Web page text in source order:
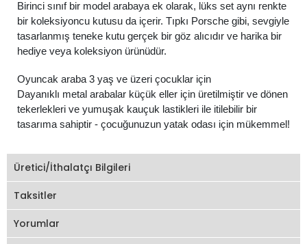
Birinci sınıf bir model arabaya ek olarak, lüks set aynı renkte
bir koleksiyoncu kutusu da içerir. Tıpkı Porsche gibi, sevgiyle
tasarlanmış teneke kutu gerçek bir göz alıcıdır ve harika bir
hediye veya koleksiyon ürünüdür.
Oyuncak araba 3 yaş ve üzeri çocuklar için
Dayanıklı metal arabalar küçük eller için üretilmiştir ve dönen
tekerlekleri ve yumuşak kauçuk lastikleri ile itilebilir bir
tasarıma sahiptir - çocuğunuzun yatak odası için mükemmel!
Üretici/İthalatçı Bilgileri
Taksitler
Yorumlar